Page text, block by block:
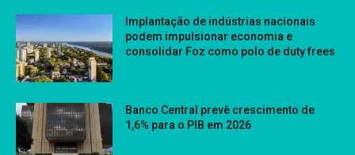
Implantação de indústrias nacionais
podem impulsionar economia e
consolidar Foz como polo de duty frees
Banco Central prevê crescimento de
1,6% para o PIB em 2026